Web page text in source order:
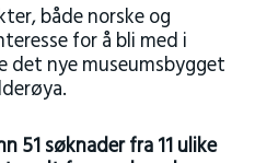
både norske og
for å bli med i
det nye museumsbygget
51 søknader fra 11 ulike